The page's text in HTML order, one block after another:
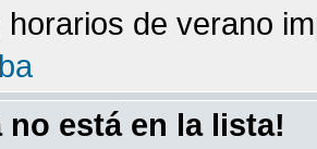
horarios de verano
no está en la lista!